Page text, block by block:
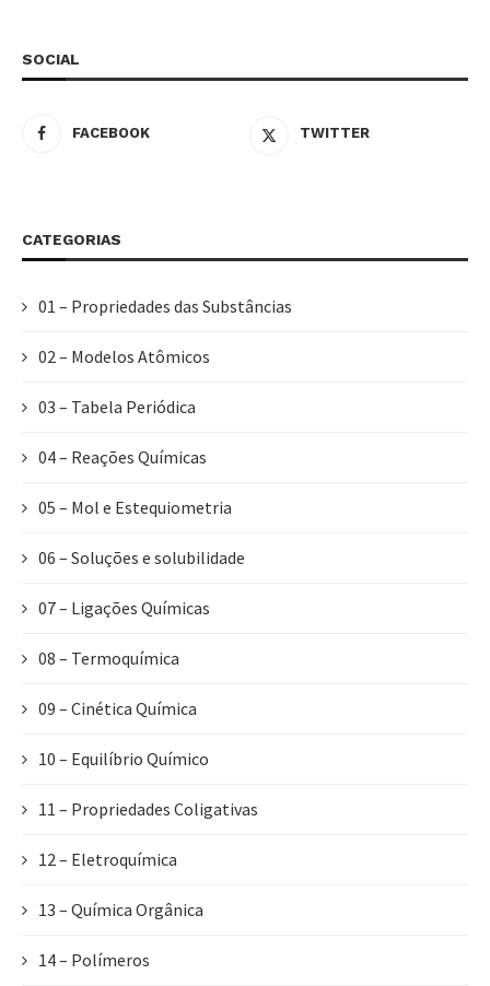
SOCIAL
FACEBOOK TWITTER
CATEGORIAS
01 – Propriedades das Substâncias
02 – Modelos Atômicos
03 – Tabela Periódica
04 – Reações Químicas
05 – Mol e Estequiometria
06 – Soluções e solubilidade
07 – Ligações Químicas
08 – Termoquímica
09 – Cinética Química
10 – Equilíbrio Químico
11 – Propriedades Coligativas
12 – Eletroquímica
13 – Química Orgânica
14 – Polímeros